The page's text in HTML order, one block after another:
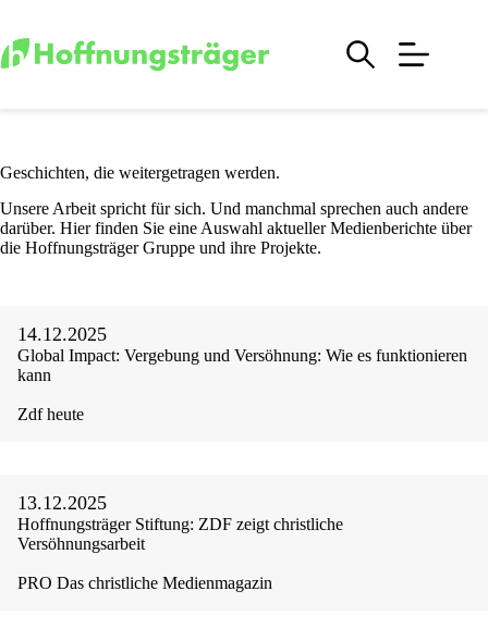
springen
Geschichten, die weitergetragen werden.
Unsere Arbeit spricht für sich. Und manchmal sprechen auch andere
darüber. Hier finden Sie eine Auswahl aktueller Medienberichte über
die Hoffnungsträger Gruppe und ihre Projekte.
14.12.2025
Global Impact: Vergebung und Versöhnung: Wie es funktionieren
kann
Zdf heute
13.12.2025
Hoffnungsträger Stiftung: ZDF zeigt christliche
Versöhnungsarbeit
PRO Das christliche Medienmagazin